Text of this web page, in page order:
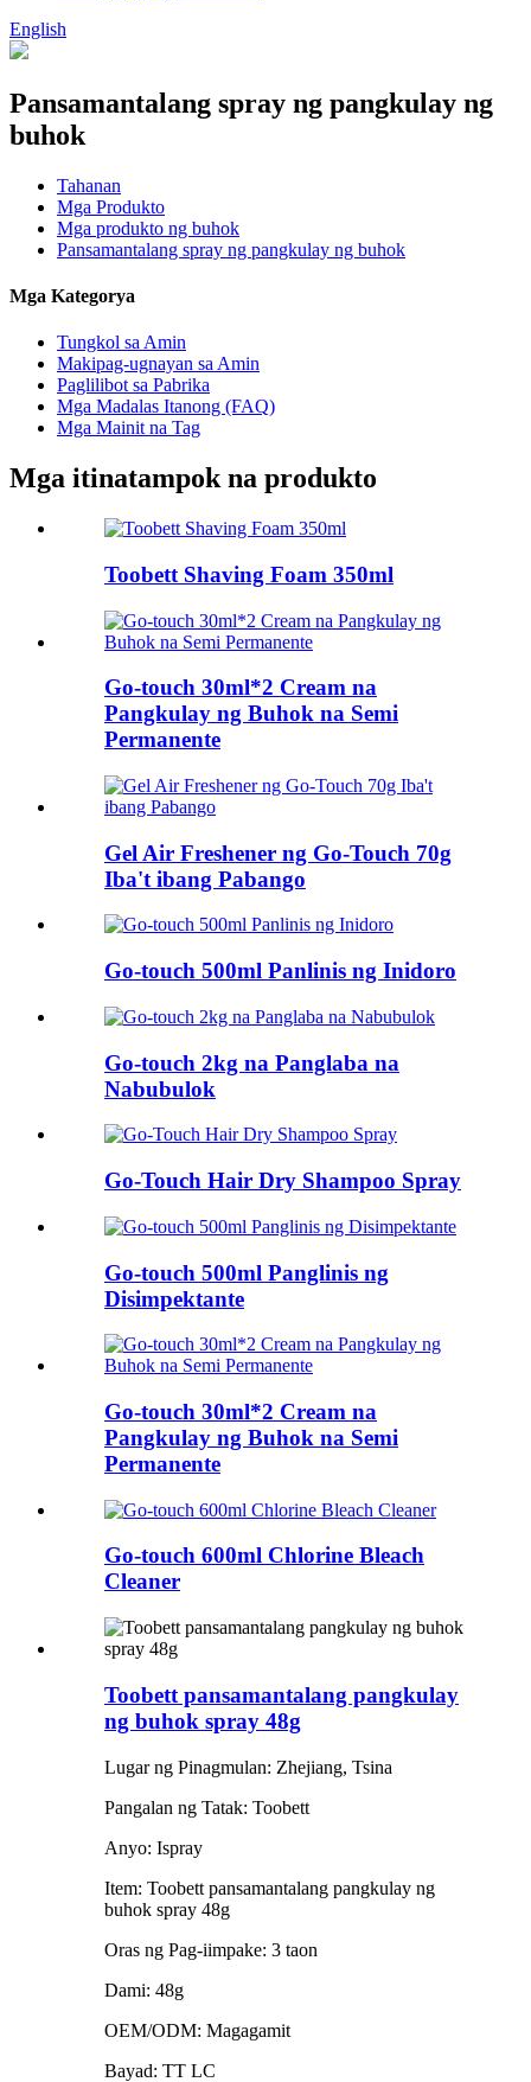
English
Pansamantalang spray ng pangkulay ng
buhok
Tahanan
Mga Produkto
Mga produkto ng buhok
Pansamantalang spray ng pangkulay ng buhok
Mga Kategorya
Tungkol sa Amin
Makipag-ugnayan sa Amin
Paglilibot sa Pabrika
Mga Madalas Itanong (FAQ)
Mga Mainit na Tag
Mga itinatampok na produkto
Toobett Shaving Foam 350ml
Go-touch 30ml*2 Cream na
Pangkulay ng Buhok na Semi
Permanente
Gel Air Freshener ng Go-Touch 70g
Iba't ibang Pabango
Go-touch 500ml Panlinis ng Inidoro
Go-touch 2kg na Panglaba na
Nabubulok
Go-Touch Hair Dry Shampoo Spray
Go-touch 500ml Panglinis ng
Disimpektante
Go-touch 30ml*2 Cream na
Pangkulay ng Buhok na Semi
Permanente
Go-touch 600ml Chlorine Bleach
Cleaner
Toobett pansamantalang pangkulay
ng buhok spray 48g
Lugar ng Pinagmulan: Zhejiang, Tsina
Pangalan ng Tatak: Toobett
Anyo: Ispray
Item: Toobett pansamantalang pangkulay ng
buhok spray 48g
Oras ng Pag-iimpake: 3 taon
Dami: 48g
OEM/ODM: Magagamit
Bayad: TT LC